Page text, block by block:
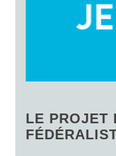
LE PROJET